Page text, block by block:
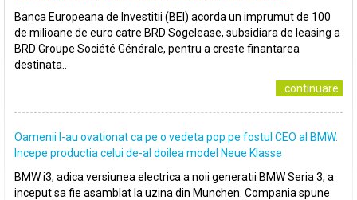
Banca Europeana de Investitii (BEI) acorda un imprumut de 100
de milioane de euro catre BRD Sogelease, subsidiara de leasing a
BRD Groupe Société Générale, pentru a creste finantarea
destinata..
..continuare
Oamenii l-au ovationat ca pe o vedeta pop pe fostul CEO al BMW.
Incepe productia celui de-al doilea model Neue Klasse
BMW i3, adica versiunea electrica a noii generatii BMW Seria 3, a
inceput sa fie asamblat la uzina din Munchen. Compania spune